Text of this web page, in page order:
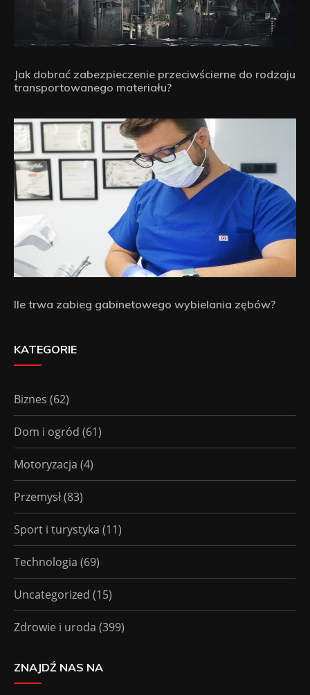
Jak dobrać zabezpieczenie przeciwścierne do rodzaju
transportowanego materiału?
Ile trwa zabieg gabinetowego wybielania zębów?
KATEGORIE
Biznes (62)
Dom i ogród (61)
Motoryzacja (4)
Przemysł(83)
Sport i turystyka (11)
Technologia (69)
Uncategorized (15)
Zdrowie i uroda (399)
ZNAJDŹ NAS NA